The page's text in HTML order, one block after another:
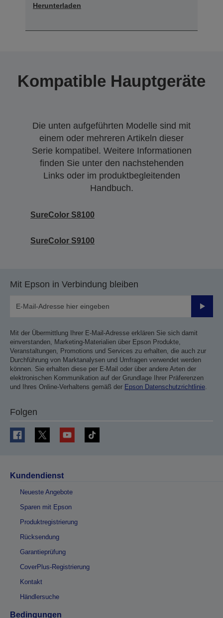
Herunterladen
Kompatible Hauptgeräte
Die unten aufgeführten Modelle sind mit
einem oder mehreren Artikeln dieser
Serie kompatibel. Weitere Informationen
finden Sie unter den nachstehenden
Links oder im produktbegleitenden
Handbuch.
SureColor S8100
SureColor S9100
Mit Epson in Verbindung bleiben
Mit der Übermittlung Ihrer E-Mail-Adresse erklären Sie sich damit
einverstanden, Marketing-Materialien über Epson Produkte,
Veranstaltungen, Promotions und Services zu erhalten, die auch zur
Durchführung von Marktanalysen und Umfragen verwendet werden
können. Sie erhalten diese per E-Mail oder über andere Arten der
elektronischen Kommunikation auf der Grundlage Ihrer Präferenzen
und Ihres Online-Verhaltens gemäß der Epson Datenschutzrichtlinie
Folgen
Kundendienst
Neueste Angebote
Sparen mit Epson
Produktregistrierung
Rücksendung
Garantieprüfung
CoverPlus-Registrierung
Kontakt
Händlersuche
Bedingungen